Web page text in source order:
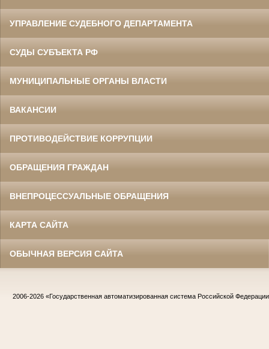
УПРАВЛЕНИЕ СУДЕБНОГО ДЕПАРТАМЕНТА
СУДЫ СУБЪЕКТА РФ
МУНИЦИПАЛЬНЫЕ ОРГАНЫ ВЛАСТИ
ВАКАНСИИ
ПРОТИВОДЕЙСТВИЕ КОРРУПЦИИ
ОБРАЩЕНИЯ ГРАЖДАН
ВНЕПРОЦЕССУАЛЬНЫЕ ОБРАЩЕНИЯ
КАРТА САЙТА
ОБЫЧНАЯ ВЕРСИЯ САЙТА
2006-2026 «Государственная автоматизированная система Российской